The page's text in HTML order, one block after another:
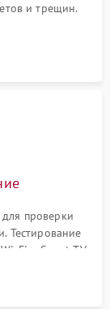
и трещин.
корпуса.
обеспечения.
проверки
Тестирование
Fi и Smart TV
часов.